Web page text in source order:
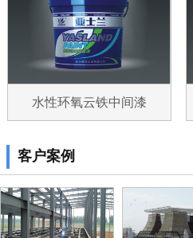
水性环氧云铁中间漆
客户案例